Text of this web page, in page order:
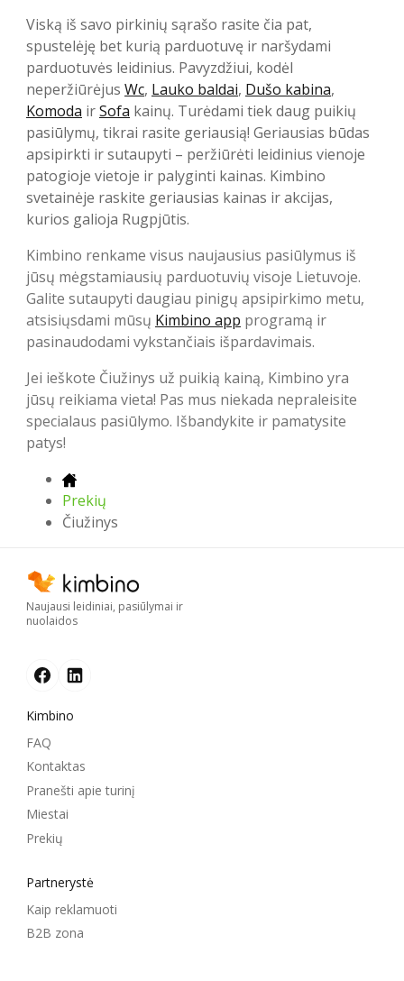
Viską iš savo pirkinių sąrašo rasite čia pat,
spustelėję bet kurią parduotuvę ir naršydami
parduotuvės leidinius. Pavyzdžiui, kodėl
neperžiūrėjus Wc, Lauko baldai, Dušo kabina,
Komoda irSofa kainų. Turėdami tiek daug puikių
pasiūlymų, tikrai rasite geriausią! Geriausias būdas
apsipirkti ir sutaupyti – peržiūrėti leidinius vienoje
patogioje vietoje ir palyginti kainas. Kimbino
svetainėje raskite geriausias kainas ir akcijas,
kurios galioja Rugpjūtis.
Kimbino renkame visus naujausius pasiūlymus iš
jūsų mėgstamiausių parduotuvių visoje Lietuvoje.
Galite sutaupyti daugiau pinigų apsipirkimo metu,
atsisiųsdami mūsų Kimbino app programą ir
pasinaudodami vykstančiais išpardavimais.
Jei ieškote Čiužinys už puikią kainą, Kimbino yra
jūsų reikiama vieta! Pas mus niekada nepraleisite
specialaus pasiūlymo. Išbandykite ir pamatysite
patys!
Prekių
Čiužinys
Naujausi leidiniai, pasiūlymai ir
nuolaidos
Kimbino
FAQ
Kontaktas
Pranešti apie turinį
Miestai
Prekių
Partnerystė
Kaip reklamuoti
B2B zona